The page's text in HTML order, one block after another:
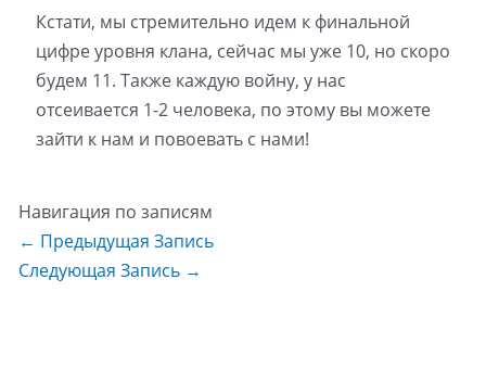
Кстати, мы стремительно идем к финальной
цифре уровня клана, сейчас мы уже 10, но скоро
будем 11. Также каждую войну, у нас
отсеивается 1-2 человека, по этому вы можете
зайти к нам и повоевать с нами!
Навигация по записям
← Предыдущая Запись
Следующая Запись →